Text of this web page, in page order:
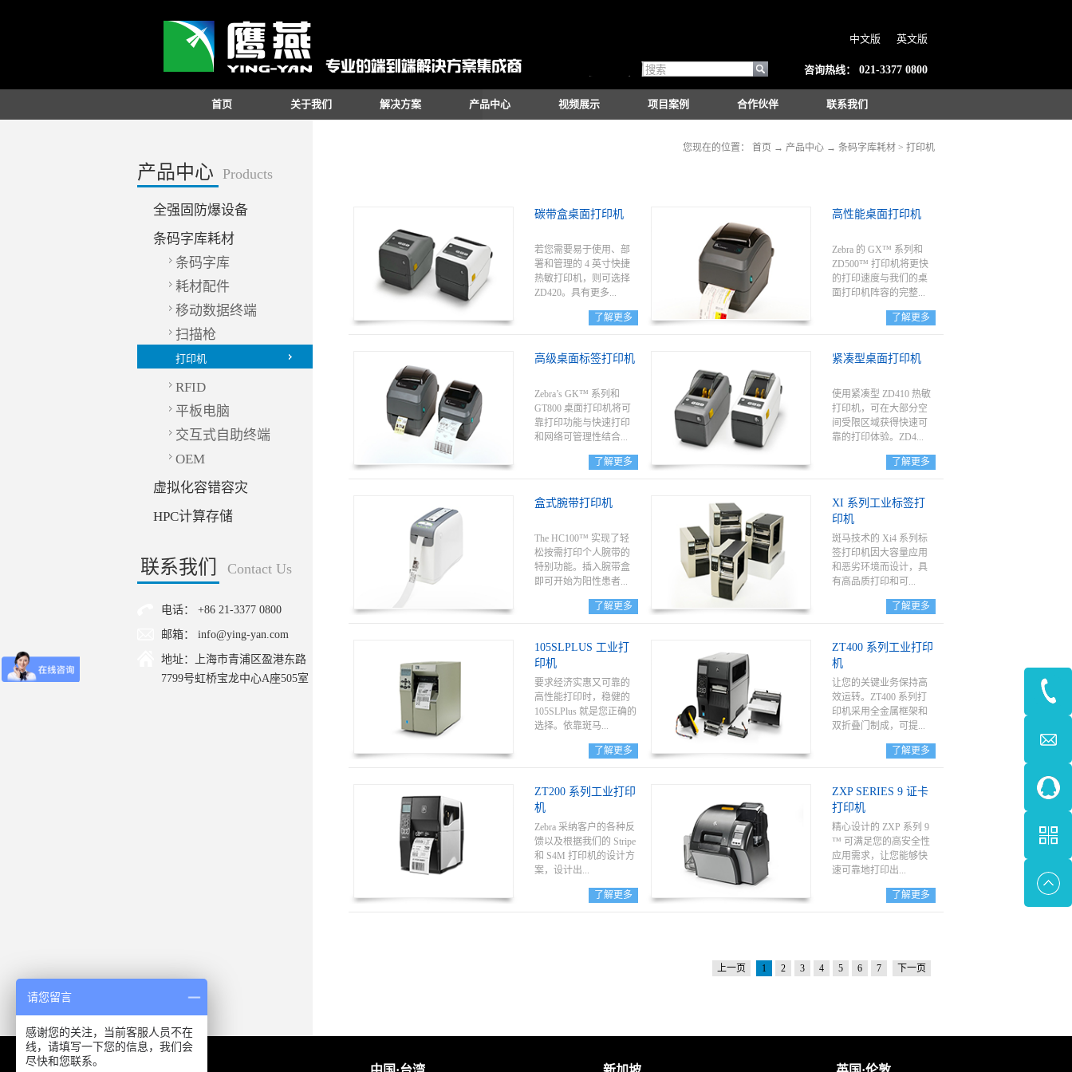
咨询热线： 021-3377 0800
中文版 英文版
首页 关于我们 解决方案 产品中心 视频展示 项目案例 合作伙伴 联系我们
您现在的位置： 首页 → 产品中心 → 条码字库耗材 > 打印机
产品中心 Products
全强固防爆设备
条码字库耗材
条码字库
耗材配件
移动数据终端
扫描枪
打印机
RFID
平板电脑
交互式自助终端
OEM
虚拟化容错容灾
HPC计算存储
联系我们 Contact Us
电话： +86 21-3377 0800
邮箱： info@ying-yan.com
地址：上海市青浦区盈港东路
7799号虹桥宝龙中心A座505室
碳带盒桌面打印机
若您需要易于使用、部
署和管理的 4 英寸快捷
热敏打印机，则可选择
ZD420。具有更多...
使日常操作前所未有的
简单。提供现代有线和
多种打印机语言，部署
始终快捷简单。
了解更多
高性能桌面打印机
Zebra 的 GX™ 系列和
ZD500™ 打印机将更快
的打印速度与我们的桌
面打印机阵容的完整...
创新的标签、收据和标
签处理能力可提供您所
GX420™、GX430™ 和
ZD500 打印机提供打印
质量和多种连接选项，
支持广泛的应用范围，
境，以便您能够提高效
训。
了解更多
高级桌面标签打印机
Zebra’s GK™ 系列和
GT800 桌面打印机将可
靠打印功能与快速打印
和网络可管理性结合...
机设计易于使用，可提
高您的运营效率。
了解更多
紧凑型桌面打印机
使用紧凑型 ZD410 热敏
打印机，可在大部分空
间受限区域获得快速可
靠的打印体验。ZD4...
而设计，可以在需要时
随时打印高质量的标
签、收据、标牌和腕
带。众多连接选项使部
署变得轻而易举。
了解更多
盒式腕带打印机
The HC100™ 实现了轻
松按需打印个人腕带的
特别功能。插入腕带盒
即可开始为阳性患者...
打印高品质腕带。
HC100 采用了通过医院
消毒剂即可轻松擦拭的
设计。斑马技术为医
疗、娱乐、水上乐园和
招待服务应用提供全套
腕带样式、尺寸和颜
了解更多
XI 系列工业标签打
印机
斑马技术的 Xi4 系列标
签打印机因大容量应用
和恶劣环境而设计，具
有高品质打印和可...
打印和连接速度提高生
产率，通过预先警报减
少停机时间。
了解更多
105SLPLUS 工业打
印机
要求经济实惠又可靠的
高性能打印时，稳健的
105SLPlus 就是您正确的
选择。依靠斑马...
打印机设计方案，
105SLPlus 拥有快速打
印、多个连接选项和全
金属结构（以适用长时
间的艰难适用）等特
点。
了解更多
ZT400 系列工业打印
机
让您的关键业务保持高
效运转。ZT400 系列打
印机采用全金属框架和
双折叠门制成，可提...
接以及其他功能。
了解更多
ZT200 系列工业打印
机
Zebra 采纳客户的各种反
馈以及根据我们的 Stripe
和 S4M 打印机的设计方
案，设计出...
了解更多
ZXP SERIES 9 证卡
打印机
精心设计的 ZXP 系列 9
™ 可满足您的高安全性
应用需求，让您能够快
速可靠地打印出...
先进算法可以始终监控
了解更多
上一页 1 2 3 4 5 6 7 下一页
请您留言
感谢您的关注，当前客服人员不在
线，请填写一下您的信息，我们会
尽快和您联系。